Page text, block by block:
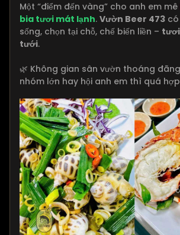
Một “điểm đến vàng” cho anh em mê
bia tươi mát lạnh. Vườn Beer 473 có
sống, chọn tại chỗ, chế biến liền –
tưới.
🌿 Không gian sân vườn thoáng
nhóm lớn hay hội anh em thì quá